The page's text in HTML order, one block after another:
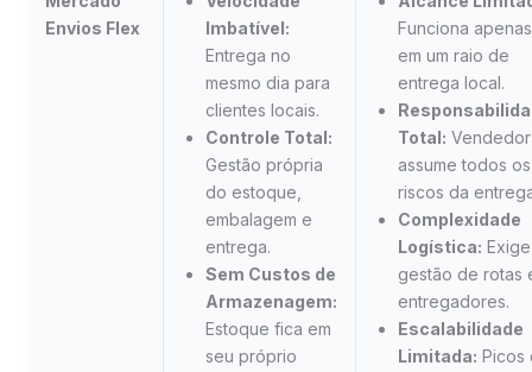
Envios Flex
Imbatível:
Entrega no
mesmo dia para
clientes locais.
Controle Total:
Gestão própria
do estoque,
embalagem e
entrega.
Sem Custos de
Armazenagem:
Estoque fica em
seu próprio
Funciona apenas
em um raio de
entrega local.
Total: Vendedor
assume todos os
riscos da
Complexidade
Logística: Exige
gestão de rotas
entregadores.
Escalabilidade
Limitada: Picos